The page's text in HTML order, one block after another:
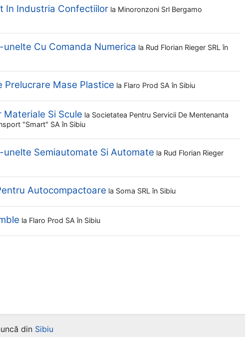
In Industria Confectiilor la Minoronzoni Srl Bergamo
Cu Comanda Numerica la Rud Florian Rieger SRL în
Prelucrare Mase Plastice la Flaro Prod SA în Sibiu
Si Scule la Societatea Pentru Servicii De Mentenanta
"smart" SA în Sibiu
Semiautomate Si Automate la Rud Florian Rieger
Autocompactoare la Soma SRL în Sibiu
la Flaro Prod SA în Sibiu
din Sibiu